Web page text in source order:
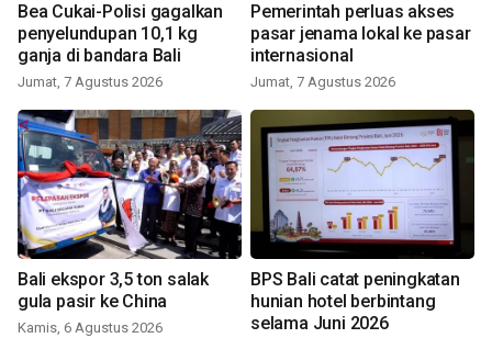
Bea Cukai-Polisi gagalkan
penyelundupan 10,1 kg
ganja di bandara Bali
Jumat, 7 Agustus 2026
Pemerintah perluas akses
pasar jenama lokal ke pasar
internasional
Jumat, 7 Agustus 2026
Bali ekspor 3,5 ton salak
gula pasir ke China
Kamis, 6 Agustus 2026
BPS Bali catat peningkatan
hunian hotel berbintang
selama Juni 2026